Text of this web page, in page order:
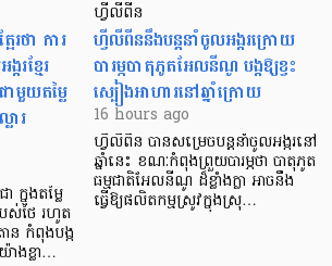
ែរថា ការ
រខ្មែរ
ាមួយតម្លៃ
ារ
ា ក្នុងតម្លៃ
ស់ថៃ រហូត
ន កំពុងបង្ក
ងខ្លា…
ហ្វីលីពីន
ហ្វីលីពីននឹងបន្តនាំចូលអង្ករក្រោយ
បារម្ភបាតុភូតអែលនីណូ បង្កឱ្យខ្វះ
ស្បៀងអាហារនៅឆ្នាំក្រោយ
16 hours ago
ហ្វីលីពីន បាន​សម្រេចបន្តនាំចូលអង្ករនៅ
ឆ្នាំនេះ ខណៈកំពុងព្រួយបារម្ភថា បាតុភូត
ធម្មជាតិអែលនីណូ ដ៏ខ្លាំងក្លា​ អាចនឹង
ធ្វើឱ្យផលិតកម្មស្រូវក្នុងស្រុ…